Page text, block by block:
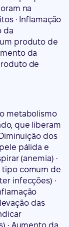
na
• Inflamação
da
produto de
da
de
metabolismo
que liberam
dos
pálida e
(anemia) •
tipo comum de
infecções) •
das
• Aumento da